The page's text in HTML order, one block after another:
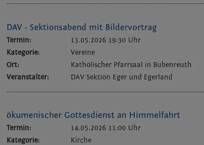
DAV - Sektionsabend mit Bildervortrag
Termin:
13.05.2026 19:30 Uhr
Kategorie:
Vereine
Ort:
Katholischer Pfarrsaal in Bubenreuth
Veranstalter:
DAV Sektion Eger und Egerland
ökumenischer Gottesdienst an Himmelfahrt
Termin:
14.05.2026 11:00 Uhr
Kategorie:
Kirche